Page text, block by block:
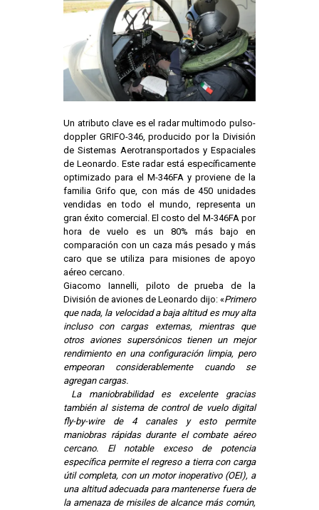
Un atributo clave es el radar multimodo pulso-
doppler GRIFO-346, producido por la División
de Sistemas Aerotransportados y Espaciales
de Leonardo. Este radar está específicamente
optimizado para el M-346FA y proviene de la
familia Grifo que, con más de 450 unidades
vendidas en todo el mundo, representa un
gran éxito comercial. El costo del M-346FA por
hora de vuelo es un 80% más bajo en
comparación con un caza más pesado y más
caro que se utiliza para misiones de apoyo
aéreo cercano.
Giacomo Iannelli, piloto de prueba de la
División de aviones de Leonardo dijo: «Primero
que nada, la velocidad a baja altitud es muy alta
incluso con cargas externas, mientras que
otros aviones supersónicos tienen un mejor
rendimiento en una configuración limpia, pero
empeoran considerablemente cuando se
agregan cargas.
La maniobrabilidad es excelente gracias
también al sistema de control de vuelo digital
fly-by-wire de 4 canales y esto permite
maniobras rápidas durante el combate aéreo
cercano. El notable exceso de potencia
específica permite el regreso a tierra con carga
útil completa, con un motor inoperativo (OEI), a
una altitud adecuada para mantenerse fuera de
la amenaza de misiles de alcance más común,